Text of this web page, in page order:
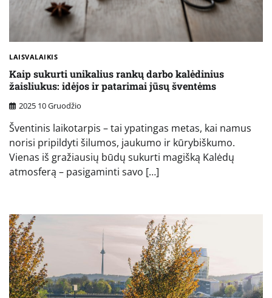
LAISVALAIKIS
Kaip sukurti unikalius rankų darbo kalėdinius
žaisliukus: idėjos ir patarimai jūsų šventėms
2025 10 Gruodžio
Šventinis laikotarpis – tai ypatingas metas, kai namus
norisi pripildyti šilumos, jaukumo ir kūrybiškumo.
Vienas iš gražiausių būdų sukurti magišką Kalėdų
atmosferą – pasigaminti savo […]